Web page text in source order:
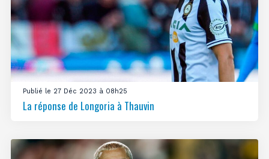
Publié le 27 Déc 2023 à 08h25
La réponse de Longoria à Thauvin